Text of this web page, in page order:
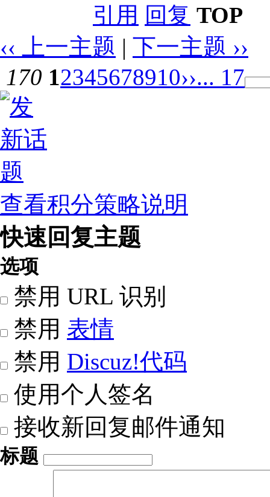
引用 回复 TOP
‹‹ 上一主题 | 下一主题 ››
170 12345678910››... 17
查看积分策略说明
快速回复主题
选项
禁用 URL 识别
禁用 表情
禁用 Discuz!代码
使用个人签名
接收新回复邮件通知
标题